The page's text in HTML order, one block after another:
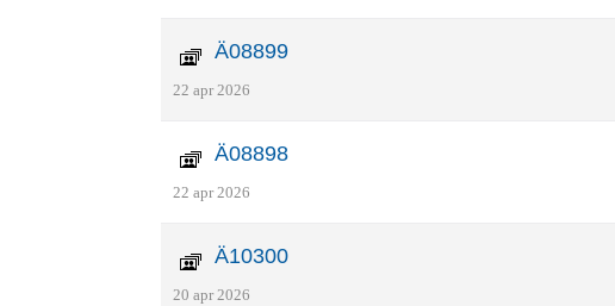
Ä08899
22 apr 2026
Ä08898
22 apr 2026
Ä10300
20 apr 2026